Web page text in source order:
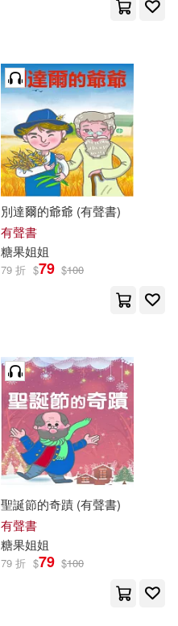
別達爾的爺爺 (有聲書)
有聲書
糖果姐姐
79 折 $79 $100
聖誕節的奇蹟 (有聲書)
有聲書
糖果姐姐
79 折 $79 $100